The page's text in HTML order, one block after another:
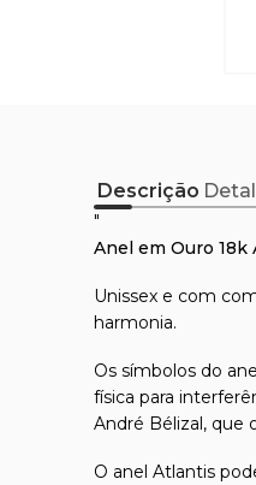
Descrição
"
Anel em Ouro 18k
Unissex e com
harmonia.
Os símbolos do
física para
André Bélizal, que
O anel Atlantis